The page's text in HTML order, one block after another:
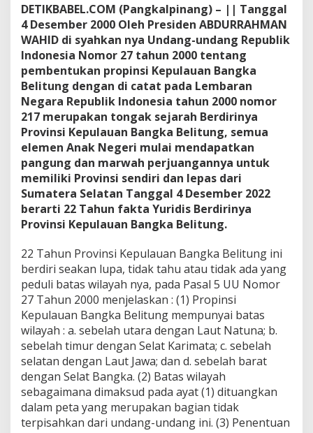
DETIKBABEL.COM (Pangkalpinang) – || Tanggal
4 Desember 2000 Oleh Presiden ABDURRAHMAN
WAHID di syahkan nya Undang-undang Republik
Indonesia Nomor 27 tahun 2000 tentang
pembentukan propinsi Kepulauan Bangka
Belitung dengan di catat pada Lembaran
Negara Republik Indonesia tahun 2000 nomor
217 merupakan tongak sejarah Berdirinya
Provinsi Kepulauan Bangka Belitung, semua
elemen Anak Negeri mulai mendapatkan
pangung dan marwah perjuangannya untuk
memiliki Provinsi sendiri dan lepas dari
Sumatera Selatan Tanggal 4 Desember 2022
berarti 22 Tahun fakta Yuridis Berdirinya
Provinsi Kepulauan Bangka Belitung.
22 Tahun Provinsi Kepulauan Bangka Belitung ini
berdiri seakan lupa, tidak tahu atau tidak ada yang
peduli batas wilayah nya, pada Pasal 5 UU Nomor
27 Tahun 2000 menjelaskan : (1) Propinsi
Kepulauan Bangka Belitung mempunyai batas
wilayah : a. sebelah utara dengan Laut Natuna; b.
sebelah timur dengan Selat Karimata; c. sebelah
selatan dengan Laut Jawa; dan d. sebelah barat
dengan Selat Bangka. (2) Batas wilayah
sebagaimana dimaksud pada ayat (1) dituangkan
dalam peta yang merupakan bagian tidak
terpisahkan dari undang-undang ini. (3) Penentuan